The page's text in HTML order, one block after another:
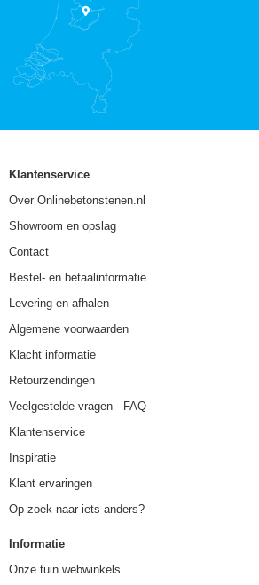
Klantenservice
Over Onlinebetonstenen.nl
Showroom en opslag
Contact
Bestel- en betaalinformatie
Levering en afhalen
Algemene voorwaarden
Klacht informatie
Retourzendingen
Veelgestelde vragen - FAQ
Klantenservice
Inspiratie
Klant ervaringen
Op zoek naar iets anders?
Informatie
Onze tuin webwinkels